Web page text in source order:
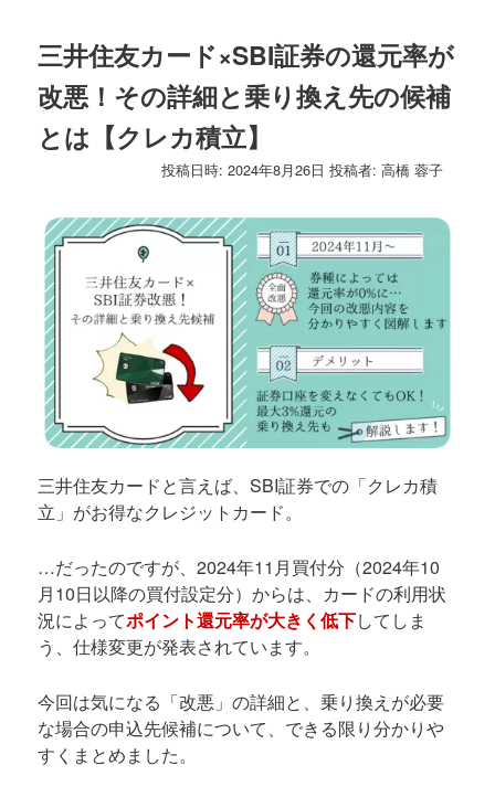
ナ
ビ
ゲ
シ
ン
三井住友カード×SBI証券の還元率が
改悪！その詳細と乗り換え先の候補
とは【クレカ積立】
投稿日時:2024年8月26日 投稿者:高橋 蓉子
三井住友カードと言えば、SBI証券での「クレカ積
立」がお得なクレジットカード。
…だったのですが、2024年11月買付分（2024年10
月10日以降の買付設定分）からは、カードの利用状
況によってポイント還元率が大きく低下してしま
う、仕様変更が発表されています。
今回は気になる「改悪」の詳細と、乗り換えが必要
な場合の申込先候補について、できる限り分かりや
すくまとめました。